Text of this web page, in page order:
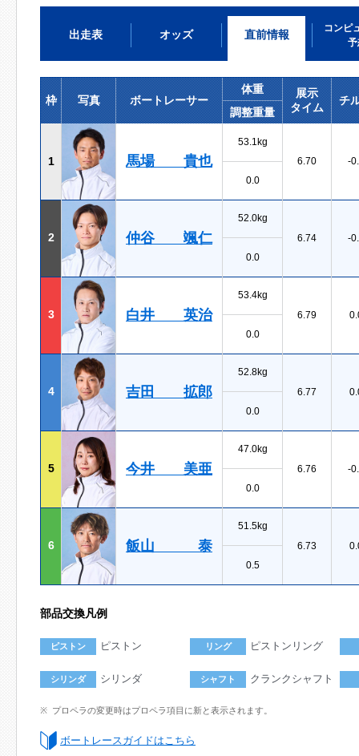
出走表 オッズ 直前情報
コンピ
予
枠 写真 ボートレーサー
体重
展示
タイム
チ
調整重量
1 馬場 貴也
53.1kg
6.70
-
0.0
2 仲谷 颯仁
52.0kg
6.74
-
0.0
3 白井 英治
53.4kg
6.79
0.0
4 吉田 拡郎
52.8kg
6.77
0.0
5 今井 美亜
47.0kg
6.76
-
0.0
6 飯山 泰
51.5kg
6.73
0.5
部品交換凡例
ピストン ピストン リング ピストンリング
シリンダ シリンダ シャフト クランクシャフト
プロペラの変更時はプロペラ項目に新と表示されます。
ボートレースガイドはこちら